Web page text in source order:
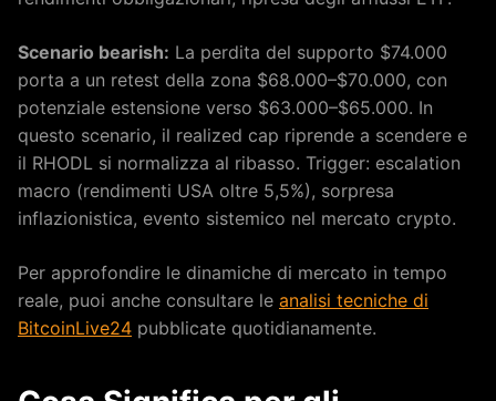
Scenario bearish: La perdita del supporto $74.000
porta a un retest della zona $68.000–$70.000, con
potenziale estensione verso $63.000–$65.000. In
questo scenario, il realized cap riprende a scendere e
il RHODL si normalizza al ribasso. Trigger: escalation
macro (rendimenti USA oltre 5,5%), sorpresa
inflazionistica, evento sistemico nel mercato crypto.
Per approfondire le dinamiche di mercato in tempo
reale, puoi anche consultare le analisi tecniche di
BitcoinLive24 pubblicate quotidianamente.